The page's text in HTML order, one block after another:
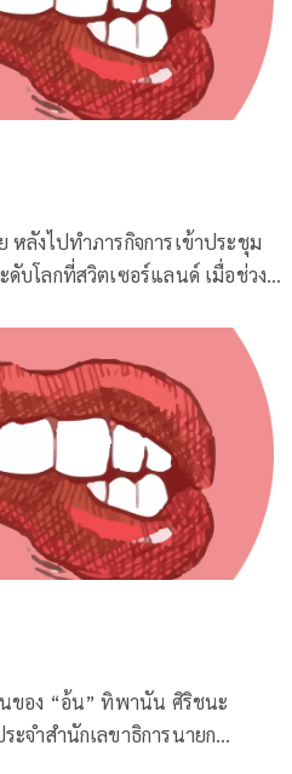
หลังไปทำภารกิจการเข้าประชุม
ดับโลกที่สวิตเซอร์แลนด์ เมื่อช่วง
ของ “อ้น” ทิพานัน ศิริชนะ
ะจำสำนักเลขาธิการนายก